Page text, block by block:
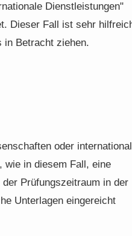
Dienstleistungen"
Dieser Fall ist sehr
in Betracht ziehen.
oder
wie in diesem Fall, eine
Prüfungszeitraum in der
Unterlagen eingereicht